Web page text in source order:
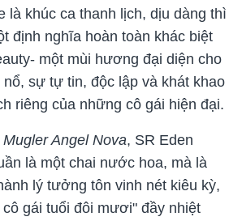
là khúc ca thanh lịch, dịu dàng thì
định nghĩa hoàn toàn khác biệt
một mùi hương đại diện cho
sự tự tin, độc lập và khát khao
riêng của những cô gái hiện đại.
Mugler Angel Nova, SR Eden
là một chai nước hoa, mà là
lý tưởng tôn vinh nét kiêu kỳ,
gái tuổi đôi mươi" đầy nhiệt